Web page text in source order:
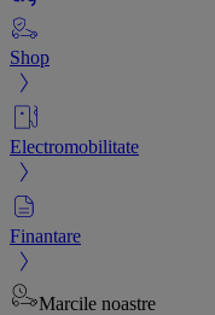
Shop
Electromobilitate
Finantare
Marcile noastre